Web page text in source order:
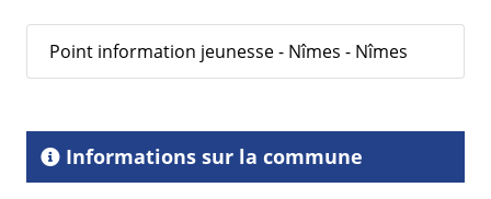
Point information jeunesse - Nîmes - Nîmes
Informations sur la commune